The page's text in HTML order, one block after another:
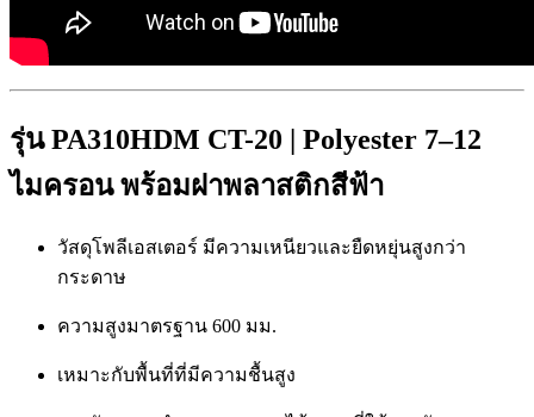
รุ่น PA310HDM CT-20 |
Polyester 7–12
ไมครอน พร้อมฝาพลาสติกสีฟ้า
วัสดุโพลีเอสเตอร์ มีความเหนียวและยืดหยุ่นสูงกว่า
กระดาษ
ความสูงมาตรฐาน 600 มม.
เหมาะกับพื้นที่ที่มีความชื้นสูง